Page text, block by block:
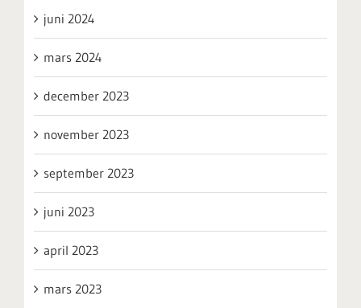
juni 2024
mars 2024
december 2023
november 2023
september 2023
juni 2023
april 2023
mars 2023